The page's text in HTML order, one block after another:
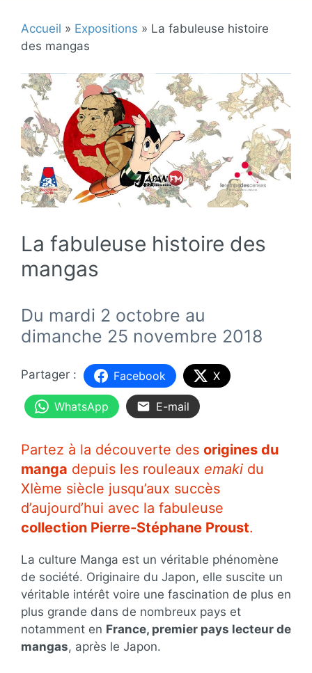
Accueil » Expositions » La fabuleuse histoire
des mangas
La fabuleuse histoire des
mangas
Du mardi 2 octobre au
dimanche 25 novembre 2018
Facebook X
WhatsApp E-mail
Partez à la découverte des origines du
manga depuis les rouleaux emaki du
XIème siècle jusqu’aux succès
d’aujourd’hui avec la fabuleuse
collection Pierre-Stéphane Proust.
La culture Manga est un véritable phénomène
de société. Originaire du Japon, elle suscite un
véritable intérêt voire une fascination de plus en
plus grande dans de nombreux pays et
notamment en France, premier pays lecteur de
mangas, après le Japon.